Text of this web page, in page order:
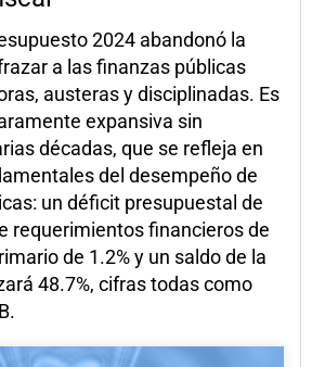
2024 abandonó la
a las finanzas públicas
austeras y disciplinadas. Es
expansiva sin
décadas, que se refleja en
del desempeño de
un déficit presupuestal de
requerimientos financieros de
de 1.2% y un saldo de la
48.7%, cifras todas como